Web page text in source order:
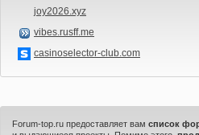
joy2026.xyz
vibes.rusff.me
casinoselector-club.com
Forum-top.ru предоставляет вамсписок